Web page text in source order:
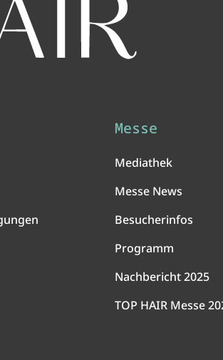
Messe
Mediathek
Messe News
Besucherinfos
Programm
Nachbericht 2025
TOP HAIR Messe